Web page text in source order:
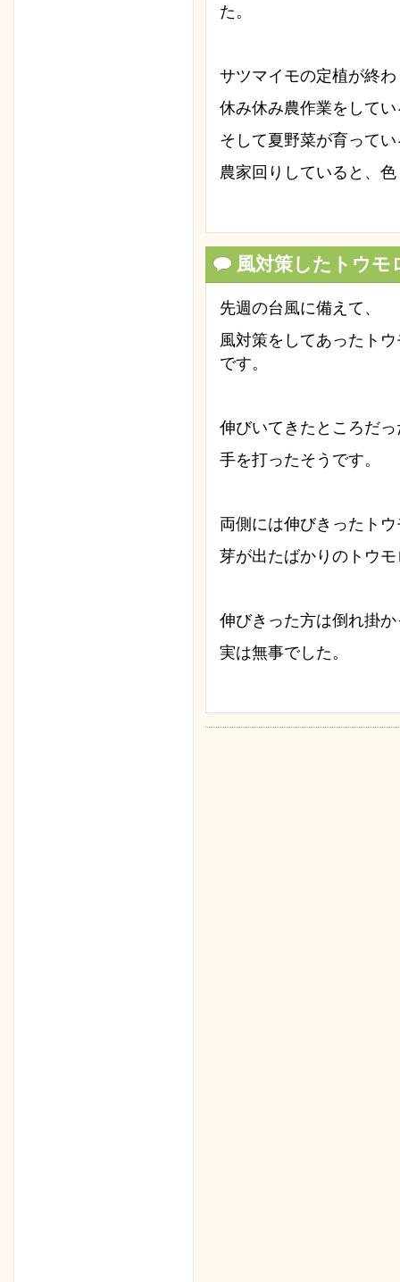
た。
サツマイモの定植が終わ
休み休み農作業をして
そして夏野菜が育って
農家回りしていると、
風対策したトウモ
先週の台風に備えて、
風対策をしてあったト
です。
伸びいてきたところだ
手を打ったそうです。
両側には伸びきったト
芽が出たばかりのトウ
伸びきった方は倒れ掛
実は無事でした。